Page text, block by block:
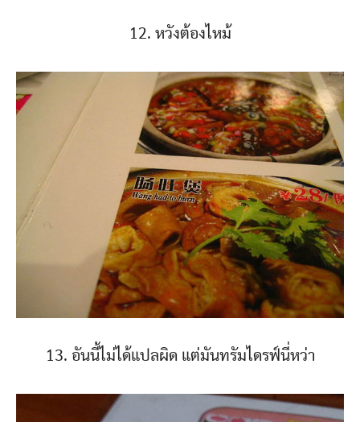
12. หวังต้องไหม้
13. อันนี้ไม่ได้แปลผิด แต่มันทรัมไดรฟ์นี่หว่า